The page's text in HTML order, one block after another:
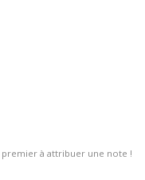
à attribuer une note !